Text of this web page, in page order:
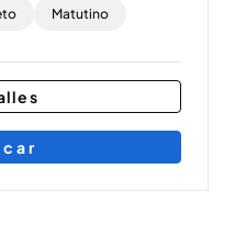
Matutino